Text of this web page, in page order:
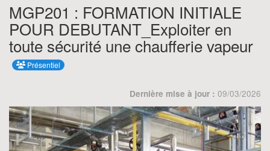
MGP201 : FORMATION INITIALE
POUR DEBUTANT_Exploiter en
toute sécurité une chaufferie vapeur
Présentiel
Dernière mise à jour : 09/03/2026